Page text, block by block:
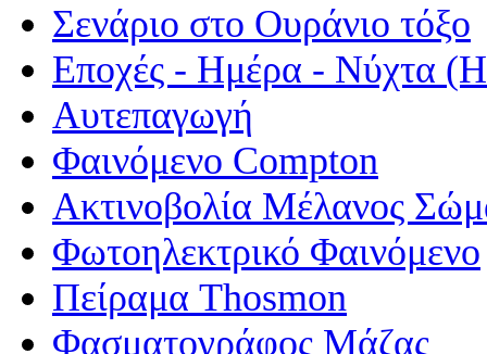
Σενάριο στο Ουράνιο τόξο
Εποχές - Ημέρα - Νύχτα
Αυτεπαγωγή
Φαινόμενο Compton
Ακτινοβολία Μέλανος
Φωτοηλεκτρικό Φαινόμενο
Πείραμα Thosmon
Φασματογράφος Μάζας